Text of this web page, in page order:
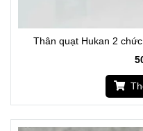
Thân quạt Hukan 2